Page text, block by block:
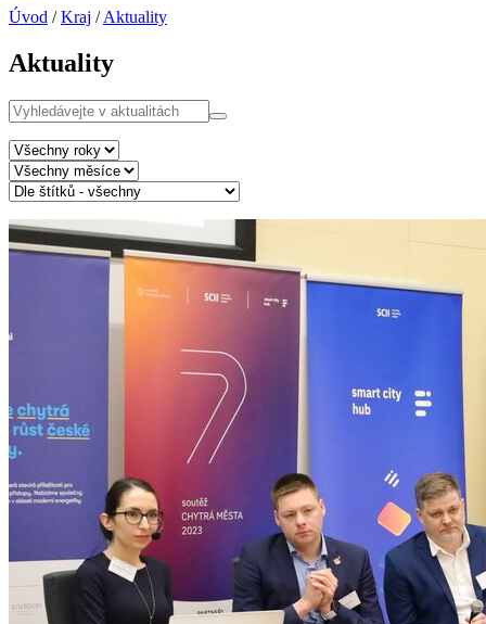
Úvod /Kraj /Aktuality
Aktuality